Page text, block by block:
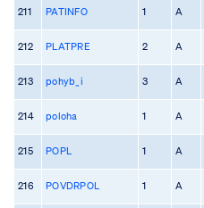
211 PATINFO 1 A
212 PLATPRE 2 A
213 pohyb_i 3 A
214 poloha 1 A
215 POPL 1 A
216 POVDRPOL 1 A